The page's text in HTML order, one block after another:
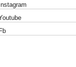
Instagram
Fb